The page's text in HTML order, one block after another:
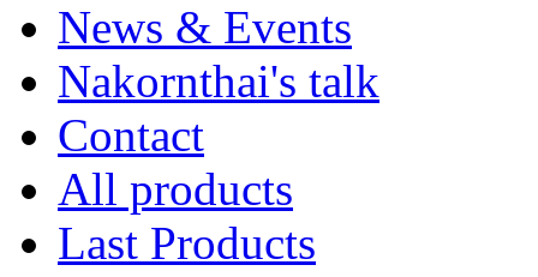
News & Events
Nakornthai's talk
Contact
All products
Last Products